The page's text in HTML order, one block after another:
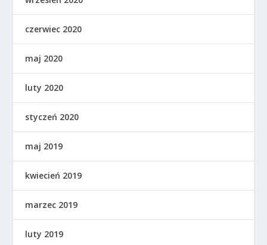
czerwiec 2020
maj 2020
luty 2020
styczeń 2020
maj 2019
kwiecień 2019
marzec 2019
luty 2019